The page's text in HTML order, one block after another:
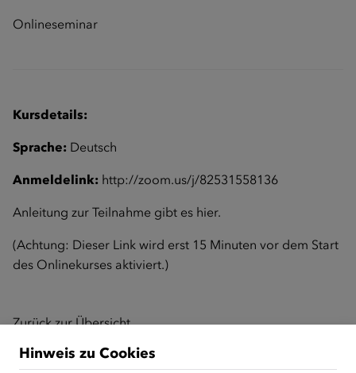
Onlineseminar
Kursdetails:
Sprache: Deutsch
Anmeldelink: http://zoom.us/j/82531558136
Anleitung zur Teilnahme gibt es hier.
(Achtung: Dieser Link wird erst 15 Minuten vor dem Start
des Onlinekurses aktiviert.)
Zurück zur Übersicht
Hinweis zu Cookies